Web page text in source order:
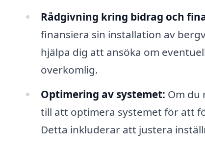
Rådgivning kring bidrag och
finansiera sin installation av
hjälpa dig att ansöka om
överkomlig.
Optimering av systemet: Om du
till att optimera systemet för att
Detta inkluderar att justera